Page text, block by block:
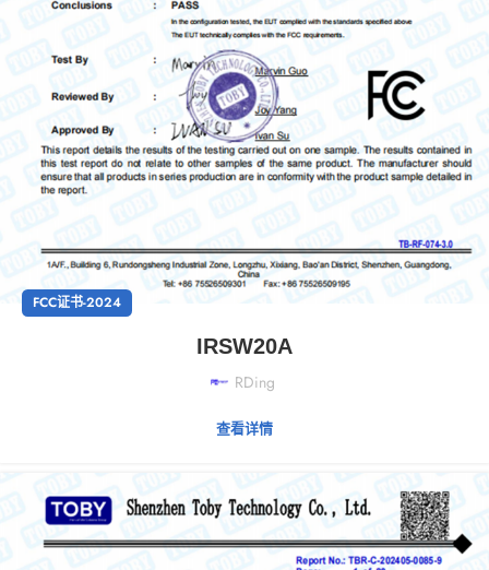
FCC证书-2024
IRSW20A
RDing
查看详情